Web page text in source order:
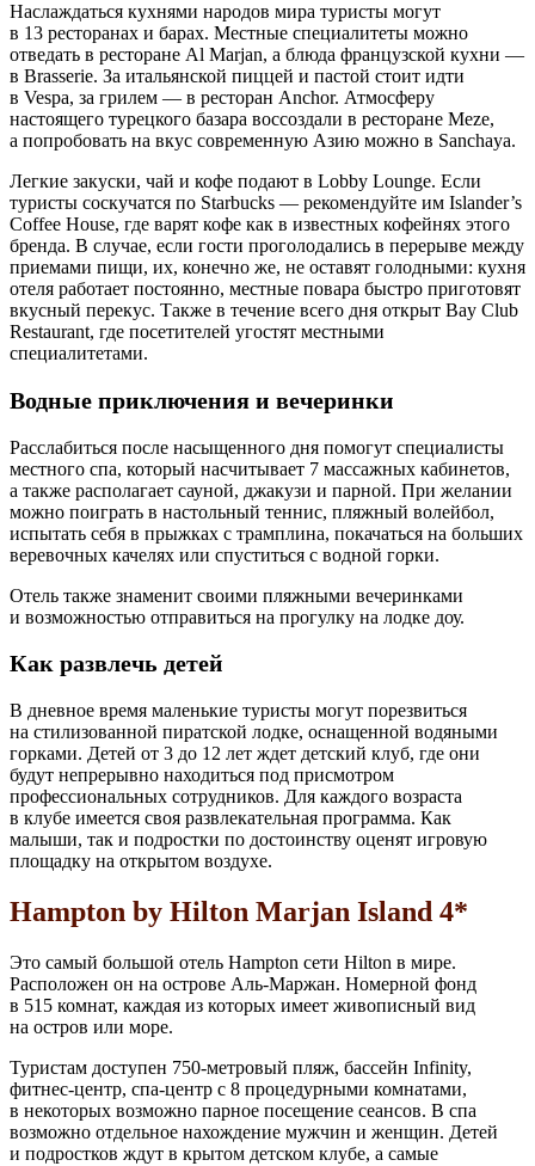
Наслаждаться кухнями народов мира туристы могут
в 13 ресторанах и барах. Местные специалитеты можно
отведать в ресторане Al Marjan, а блюда французской кухни —
в Brasserie. За итальянской пиццей и пастой стоит идти
в Vespa, за грилем — в ресторан Anchor. Атмосферу
настоящего турецкого базара воссоздали в ресторане Meze,
а попробовать на вкус современную Азию можно в Sanchaya.
Легкие закуски, чай и кофе подают в Lobby Lounge. Если
туристы соскучатся по Starbucks — рекомендуйте им Islander’s
Coffee House, где варят кофе как в известных кофейнях этого
бренда. В случае, если гости проголодались в перерыве между
приемами пищи, их, конечно же, не оставят голодными: кухня
отеля работает постоянно, местные повара быстро приготовят
вкусный перекус. Также в течение всего дня открыт Bay Club
Restaurant, где посетителей угостят местными
специалитетами.
Водные приключения и вечеринки
Расслабиться после насыщенного дня помогут специалисты
местного спа, который насчитывает 7 массажных кабинетов,
а также располагает сауной, джакузи и парной. При желании
можно поиграть в настольный теннис, пляжный волейбол,
испытать себя в прыжках с трамплина, покачаться на больших
веревочных качелях или спуститься с водной горки.
Отель также знаменит своими пляжными вечеринками
и возможностью отправиться на прогулку на лодке доу.
Как развлечь детей
В дневное время маленькие туристы могут порезвиться
на стилизованной пиратской лодке, оснащенной водяными
горками. Детей от 3 до 12 лет ждет детский клуб, где они
будут непрерывно находиться под присмотром
профессиональных сотрудников. Для каждого возраста
в клубе имеется своя развлекательная программа. Как
малыши, так и подростки по достоинству оценят игровую
площадку на открытом воздухе.
Hampton by Hilton Marjan Island 4*
Это самый большой отель Hampton сети Hilton в мире.
Расположен он на острове Аль-Маржан. Номерной фонд
в 515 комнат, каждая из которых имеет живописный вид
на остров или море.
Туристам доступен 750-метровый пляж, бассейн Infinity,
фитнес-центр, спа-центр с 8 процедурными комнатами,
в некоторых возможно парное посещение сеансов. В спа
возможно отдельное нахождение мужчин и женщин. Детей
и подростков ждут в крытом детском клубе, а самые